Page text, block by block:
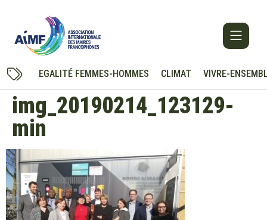
EGALITÉ FEMMES-HOMMES CLIMAT VIVRE-
img_20190214_123129-
min